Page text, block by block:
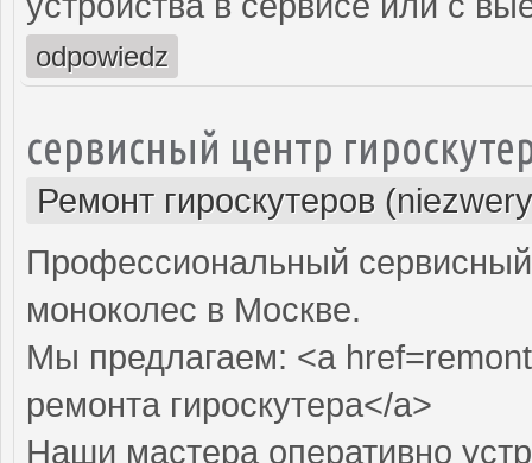
odpowiedz
сервисный центр
Ремонт гироскутеров
Профессиональный сервисный
моноколес в Москве.
Мы предлагаем: <a
ремонта гироскутера</a>
Наши мастера оперативно